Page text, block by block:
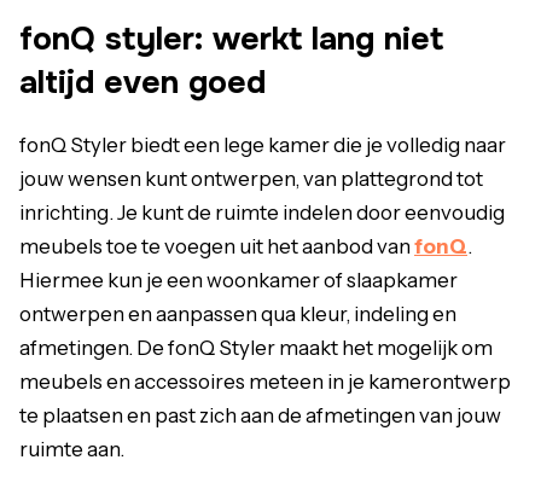
fonQ styler: werkt lang niet
altijd even goed
fonQ Styler biedt een lege kamer die je volledig naar
jouw wensen kunt ontwerpen, van plattegrond tot
inrichting. Je kunt de ruimte indelen door eenvoudig
meubels toe te voegen uit het aanbod vanfonQ.
Hiermee kun je een woonkamer of slaapkamer
ontwerpen en aanpassen qua kleur, indeling en
afmetingen. De fonQ Styler maakt het mogelijk om
meubels en accessoires meteen in je kamerontwerp
te plaatsen en past zich aan de afmetingen van jouw
ruimte aan.